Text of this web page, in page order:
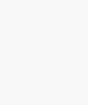
hành
Người mệnh Thổ trung
hợp, hướng tốt, năm
âm thầm hy sinh để